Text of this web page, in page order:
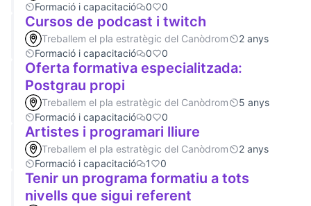
Formació i capacitació
0 0
Cursos de podcast i twitch
Treballem el pla estratègic del Canòdrom
2 anys
Formació i capacitació
0 0
Oferta formativa especialitzada:
Postgrau propi
Treballem el pla estratègic del Canòdrom
5 anys
Formació i capacitació
0 0
Artistes i programari lliure
Treballem el pla estratègic del Canòdrom
2 anys
Formació i capacitació
1 0
Tenir un programa formatiu a tots
nivells que sigui referent